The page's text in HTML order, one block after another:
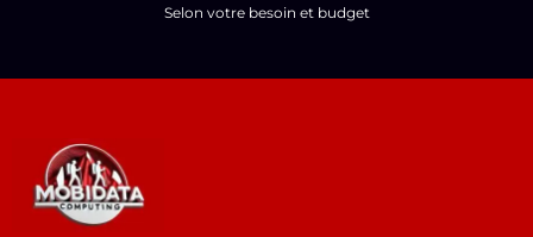
Selon votre besoin et budget